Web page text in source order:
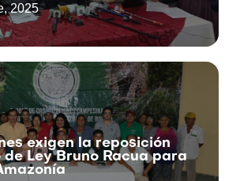
2025
exigen la reposición
Ley Bruno Racua para